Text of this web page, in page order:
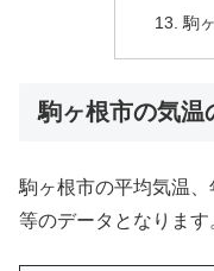
駒
駒ヶ根市の気温
駒ヶ根市の平均気温
等のデータとなります